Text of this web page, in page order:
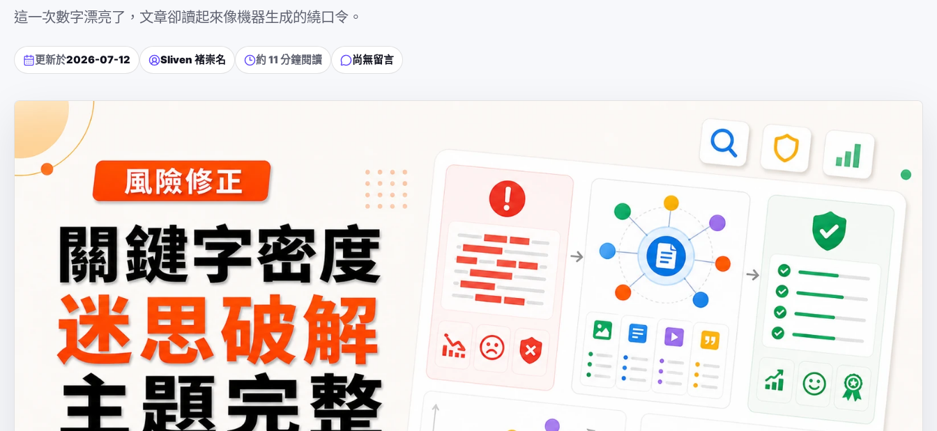
這一次數字漂亮了，文章卻讀起來像機器生成的繞口令。
更新於2026-07-12 Sliven 褚崇名 約 11 分鐘閱讀 尚無留言